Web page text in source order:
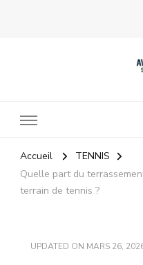
Accueil
TENNIS
Quelle part du
terrain de tennis ?
UPDATED ON MARS 26,